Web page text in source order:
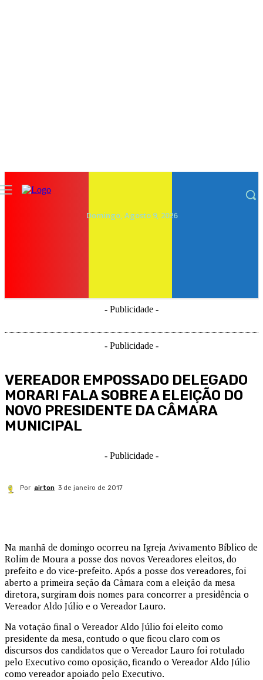
Domingo, Agosto 9, 2026
- Publicidade -
- Publicidade -
VEREADOR EMPOSSADO DELEGADO
MORARI FALA SOBRE A ELEIÇÃO DO
NOVO PRESIDENTE DA CÂMARA
MUNICIPAL
- Publicidade -
Por airton 3 de janeiro de 2017
Na manhã de domingo ocorreu na Igreja Avivamento Bíblico de
Rolim de Moura a posse dos novos Vereadores eleitos, do
prefeito e do vice-prefeito. Após a posse dos vereadores, foi
aberto a primeira seção da Câmara com a eleição da mesa
diretora, surgiram dois nomes para concorrer a presidência o
Vereador Aldo Júlio e o Vereador Lauro.
Na votação final o Vereador Aldo Júlio foi eleito como
presidente da mesa, contudo o que ficou claro com os
discursos dos candidatos que o Vereador Lauro foi rotulado
pelo Executivo como oposição, ficando o Vereador Aldo Júlio
como vereador apoiado pelo Executivo.